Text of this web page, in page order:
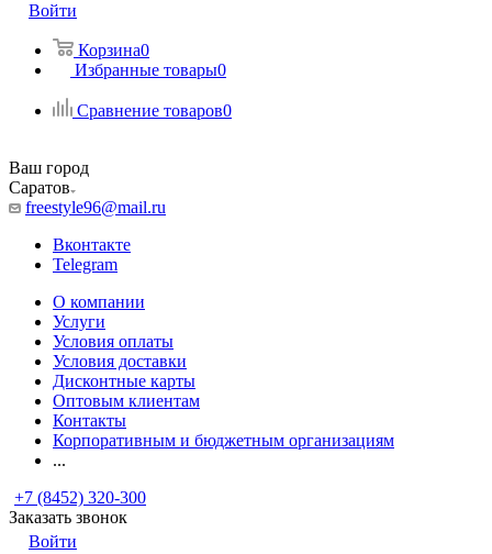
Войти
Корзина0
Избранные товары0
Сравнение товаров0
Ваш город
Саратов
freestyle96@mail.ru
Вконтакте
Telegram
О компании
Услуги
Условия оплаты
Условия доставки
Дисконтные карты
Оптовым клиентам
Контакты
Корпоративным и бюджетным организациям
...
+7 (8452) 320-300
Заказать звонок
Войти